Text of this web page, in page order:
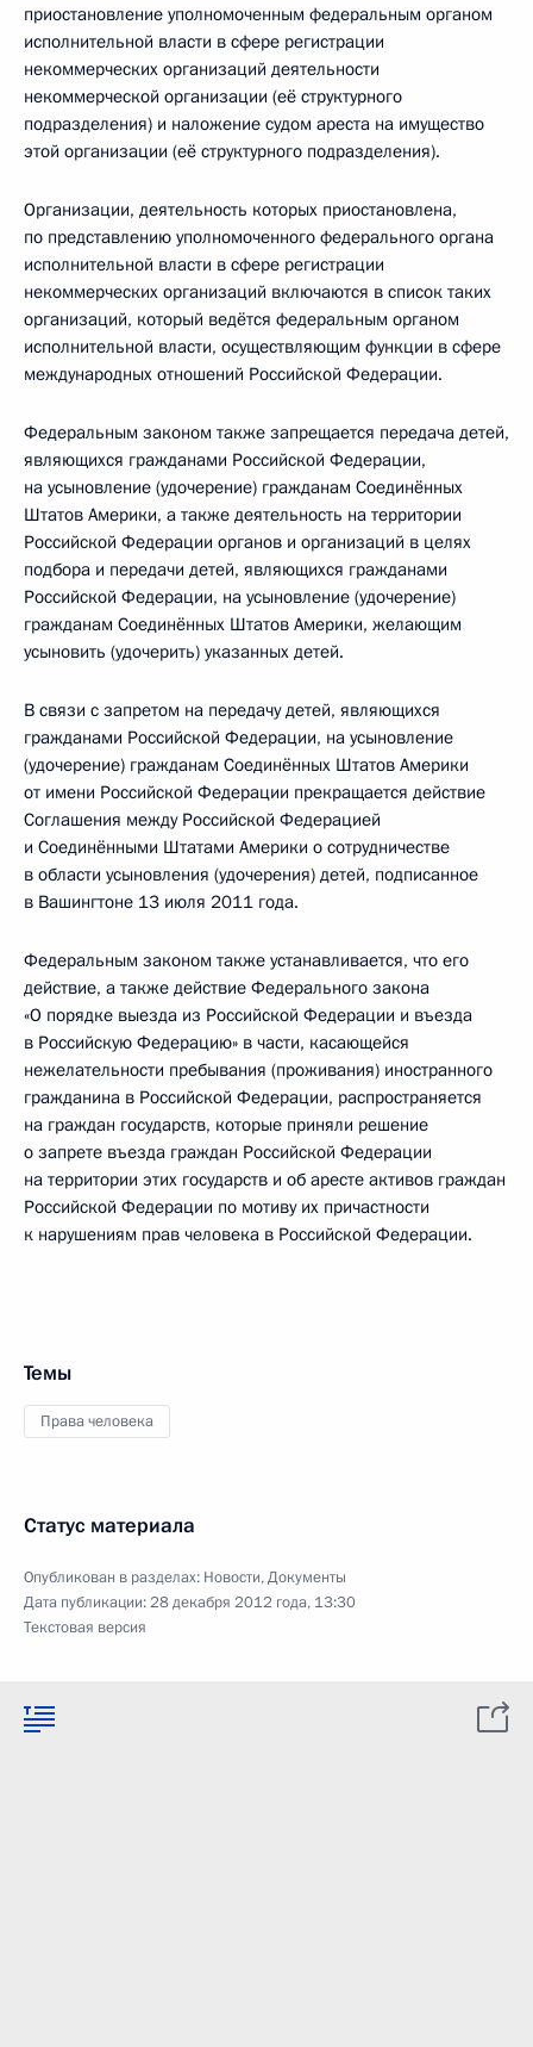
приостановление уполномоченным федеральным органом
исполнительной власти в сфере регистрации
некоммерческих организаций деятельности
некоммерческой организации (её структурного
подразделения) и наложение судом ареста на имущество
этой организации (её структурного подразделения).
Организации, деятельность которых приостановлена,
по представлению уполномоченного федерального органа
исполнительной власти в сфере регистрации
некоммерческих организаций включаются в список таких
организаций, который ведётся федеральным органом
исполнительной власти, осуществляющим функции в сфере
международных отношений Российской Федерации.
Федеральным законом также запрещается передача детей,
являющихся гражданами Российской Федерации,
на усыновление (удочерение) гражданам Соединённых
Штатов Америки, а также деятельность на территории
Российской Федерации органов и организаций в целях
подбора и передачи детей, являющихся гражданами
Российской Федерации, на усыновление (удочерение)
гражданам Соединённых Штатов Америки, желающим
усыновить (удочерить) указанных детей.
В связи с запретом на передачу детей, являющихся
гражданами Российской Федерации, на усыновление
(удочерение) гражданам Соединённых Штатов Америки
от имени Российской Федерации прекращается действие
Соглашения между Российской Федерацией
и Соединёнными Штатами Америки о сотрудничестве
в области усыновления (удочерения) детей, подписанное
в Вашингтоне 13 июля 2011 года.
Федеральным законом также устанавливается, что его
действие, а также действие Федерального закона
«О порядке выезда из Российской Федерации и въезда
в Российскую Федерацию» в части, касающейся
нежелательности пребывания (проживания) иностранного
гражданина в Российской Федерации, распространяется
на граждан государств, которые приняли решение
о запрете въезда граждан Российской Федерации
на территории этих государств и об аресте активов граждан
Российской Федерации по мотиву их причастности
к нарушениям прав человека в Российской Федерации.
Темы
Права человека
Статус материала
Опубликован в разделах: Новости,Документы
Дата публикации:28 декабря 2012 года, 13:30
Текстовая версия